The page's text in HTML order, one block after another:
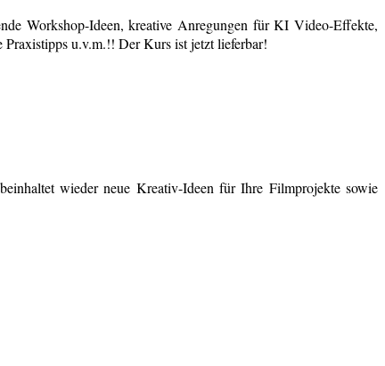
Workshop-Ideen, kreative Anregungen für KI Video-Effekte,
u.v.m.!! Der Kurs ist jetzt lieferbar!
wieder neue Kreativ-Ideen für Ihre Filmprojekte sowie